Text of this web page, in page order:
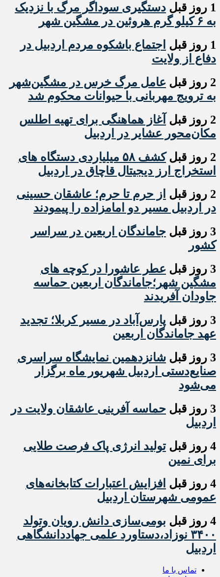
1 روز قبل
دستگیری سوداگر مرگ با نزدیک
به ۶ کیلو گرم هروئین در مشگین شهر
1 روز قبل
اجتماع باشکوه مردم اردبیل در
دفاع از ولایت
2 روز قبل
عامل مرگ خرس در مشگین‌شهر
به ترویج مهربانی با حیوانات محکوم شد
2 روز قبل
آغاز هماهنگی برای تهیه اطلس
مکان‌محور عشایر در اردبیل
2 روز قبل
کشف ۵۸ میلیاردی دستگاه های
استخراج ارز دیجیتال قاچاق در اردبیل
2 روز قبل
از حرم تا حرم؛ عاشقان حسینی
در اردبیل مسیر دو امامزاده را پیمودند
3 روز قبل
جاماندگان اربعین در سراسر
کشور
3 روز قبل
عطر عاشورا در کوچه های
مشگین شهر؛جاماندگان اربعین حماسه
جاودان آفریدند
3 روز قبل
پارس‌آباد در مسیر کربلا؛ تجدید
عهد جاماندگان اربعین
3 روز قبل
شانزدهمین نمایشگاه سراسری
صنایع‌دستی اردبیل شهریور ماه برگزار
می‌شود
3 روز قبل
حماسه آفرینی عاشقان ولایت در
اردبیل
4 روز قبل
تولید انرژی پاک فرصت طلایی
برای نمین
4 روز قبل
افزایش اعتبارات کتابخانه‌های
عمومی شهرستان اردبیل
4 روز قبل
بومی‌سازی دانش رویان وتولد
۳۴۰۰ نوزاد،دستاورد علمی جهاددانشگاهی
اردبیل
تماس با ما